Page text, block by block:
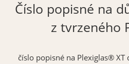
Číslo popisné na
z tvrzeného
číslo popisné na Plexiglas® XT